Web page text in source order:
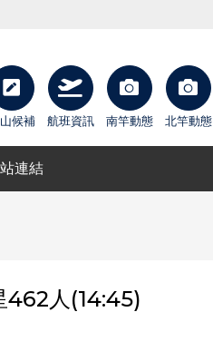
候補 航班資訊 南竿動態 北竿動態
連結
462人(14:45)